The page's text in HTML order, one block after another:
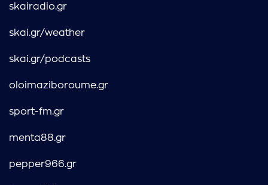
skairadio.gr
skai.gr/weather
skai.gr/podcasts
oloimaziboroume.gr
sport-fm.gr
menta88.gr
pepper966.gr